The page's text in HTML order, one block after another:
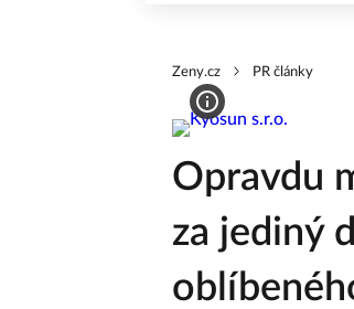
Zeny.cz PR články
Opravdu
za jediný